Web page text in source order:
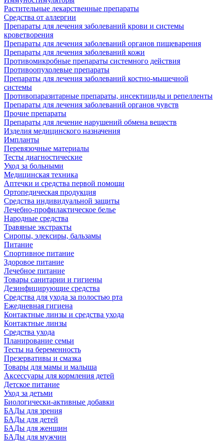
Растительные лекарственные препараты
Средства от аллергии
Препараты для лечения заболеваний крови и системы
кроветворения
Препараты для лечения заболеваний органов пищеварения
Препараты для лечения заболеваний кожи
Противомикробные препараты системного действия
Противоопухолевые препараты
Препараты для лечения заболеваний костно-мышечной
системы
Противопаразитарные препараты, инсектициды и репелленты
Препараты для лечения заболеваний органов чувств
Прочие препараты
Препараты для лечение нарушений обмена веществ
Изделия медицинского назначения
Импланты
Перевязочные материалы
Тесты диагностические
Уход за больными
Медицинская техника
Аптечки и средства первой помощи
Ортопедическая продукция
Средства индивидуальной защиты
Лечебно-профилактическое белье
Народные средства
Травяные экстракты
Сиропы, элексиры, бальзамы
Питание
Спортивное питание
Здоровое питание
Лечебное питание
Товары санитарии и гигиены
Дезинфицирующие средства
Средства для ухода за полостью рта
Ежедневная гигиена
Контактные линзы и средства ухода
Контактные линзы
Средства ухода
Планирование семьи
Тесты на беременность
Презервативы и смазка
Товары для мамы и малыша
Аксессуары для кормления детей
Детское питание
Уход за детьми
Биологически-активные добавки
БАДы для зрения
БАДы для детей
БАДы для женщин
БАДы для мужчин